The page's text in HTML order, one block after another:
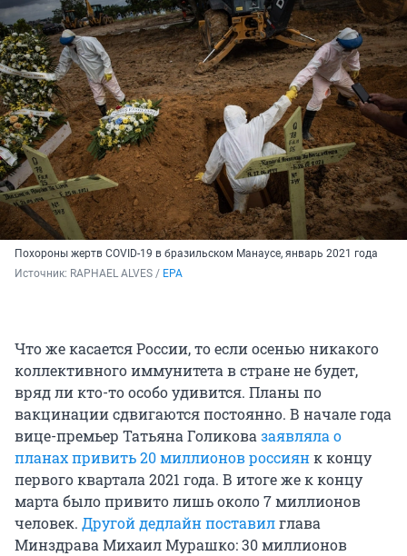
Похороны жертв COVID-19 в бразильском Манаусе, январь 2021 года
Источник: RAPHAEL ALVES / EPA
Что же касается России, то если осенью никакого
коллективного иммунитета в стране не будет,
вряд ли кто-то особо удивится. Планы по
вакцинации сдвигаются постоянно. В начале года
вице-премьер Татьяна Голиковазаявляла о
планах привить 20 миллионов россиянк концу
первого квартала 2021 года. В итоге же к концу
марта было привито лишь около 7 миллионов
человек. Другой дедлайн поставилглава
Минздрава Михаил Мурашко: 30 миллионов